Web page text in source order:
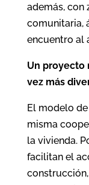
además, con
comunitaria,
encuentro al
Un proyecto
vez más
El modelo
misma
la vivienda.
facilitan el